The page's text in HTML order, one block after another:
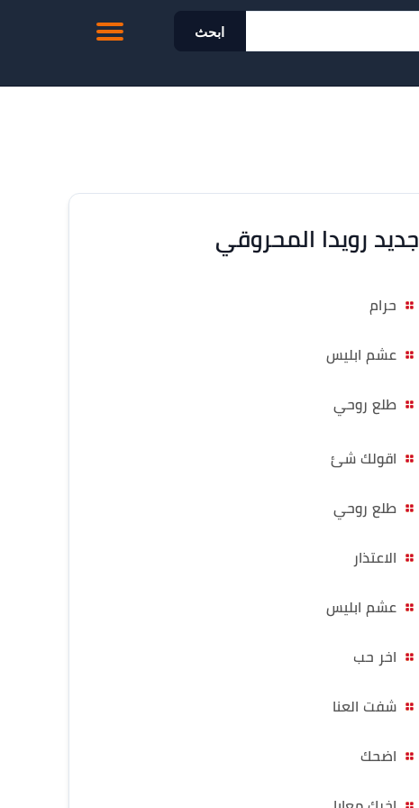
ابحث
جديد رويدا المحروقي
حرام
عشم ابليس
طلع روحي
اقولك شئ
طلع روحي
الاعتذار
عشم ابليس
اخر حب
شفت العنا
اضحك